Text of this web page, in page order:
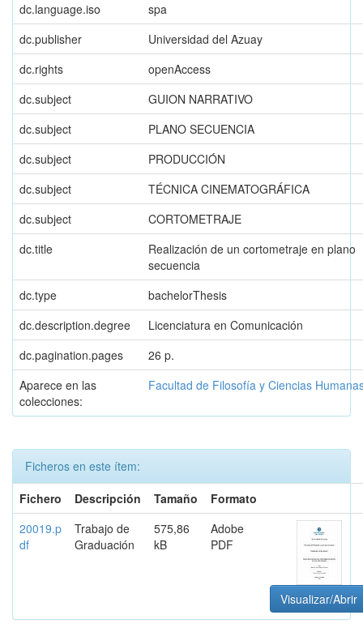
dc.language.iso
spa
dc.publisher
Universidad del Azuay
dc.rights
openAccess
dc.subject
GUION NARRATIVO
dc.subject
PLANO SECUENCIA
dc.subject
PRODUCCIÓN
dc.subject
TÉCNICA CINEMATOGRÁFICA
dc.subject
CORTOMETRAJE
dc.title
Realización de un cortometraje en plano
secuencia
dc.type
bachelorThesis
dc.description.degree
Licenciatura en Comunicación
dc.pagination.pages
26 p.
Aparece en las
colecciones:
Facultad de Filosofía y Ciencias
Ficheros en este ítem:
Fichero
Descripción Tamaño
Formato
20019.p
df
Trabajo de
Graduación
575,86
kB
Adobe
PDF
Visualizar/Abrir